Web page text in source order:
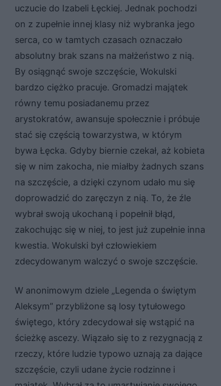
uczucie do Izabeli Łęckiej. Jednak pochodzi
on z zupełnie innej klasy niż wybranka jego
serca, co w tamtych czasach oznaczało
absolutny brak szans na małżeństwo z nią.
By osiągnąć swoje szczęście, Wokulski
bardzo ciężko pracuje. Gromadzi majątek
równy temu posiadanemu przez
arystokratów, awansuje społecznie i próbuje
stać się częścią towarzystwa, w którym
bywa Łęcka. Gdyby biernie czekał, aż kobieta
się w nim zakocha, nie miałby żadnych szans
na szczęście, a dzięki czynom udało mu się
doprowadzić do zaręczyn z nią. To, że źle
wybrał swoją ukochaną i popełnił błąd,
zakochując się w niej, to jest już zupełnie inna
kwestia. Wokulski był człowiekiem
zdecydowanym walczyć o swoje szczęście.
W anonimowym dziele „Legenda o świętym
Aleksym” przybliżone są losy tytułowego
świętego, który zdecydował się wstąpić na
ścieżkę ascezy. Wiązało się to z rezygnacją z
rzeczy, które ludzie typowo uznają za dające
szczęście, czyli udane życie rodzinne i